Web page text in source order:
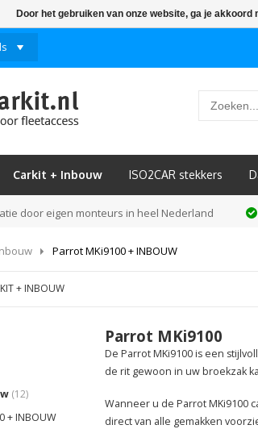
Carkit + Inbouw ISO2CAR stekkers
door eigen monteurs in heel Nederland
Parrot MKi9100 + INBOUW
+ INBOUW
(12)
+ INBOUW
Parrot MKi9100
De Parrot MKi9100 is een
de rit gewoon in uw broekzak
Wanneer u de Parrot MKi9100
direct van alle gemakken
Door het gebruiken van onze website, ga je